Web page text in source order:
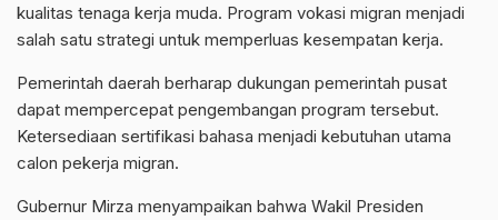
kualitas tenaga kerja muda. Program vokasi migran menjadi
salah satu strategi untuk memperluas kesempatan kerja.
Pemerintah daerah berharap dukungan pemerintah pusat
dapat mempercepat pengembangan program tersebut.
Ketersediaan sertifikasi bahasa menjadi kebutuhan utama
calon pekerja migran.
Gubernur Mirza menyampaikan bahwa Wakil Presiden